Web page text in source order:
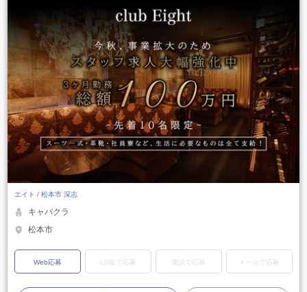
エイト / 松本市 深志
キャバクラ
松本市
Web応募 LINEで応募 電話で応募 メールで応募